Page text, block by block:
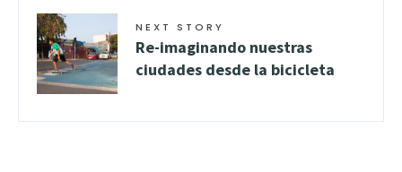
NEXT STORY
Re-imaginando nuestras
ciudades desde la bicicleta